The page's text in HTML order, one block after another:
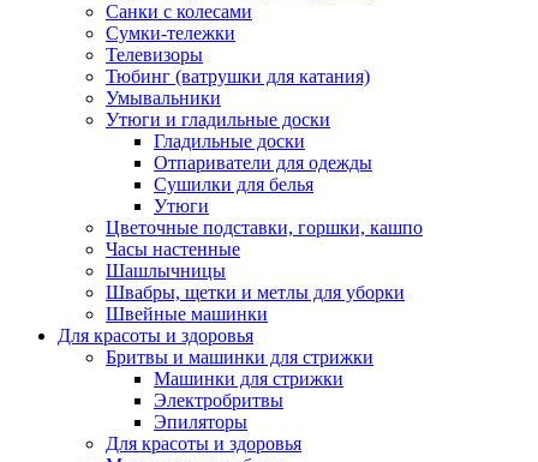
Санки с колесами
Сумки-тележки
Телевизоры
Тюбинг (ватрушки для катания)
Умывальники
Утюги и гладильные доски
Гладильные доски
Отпариватели для одежды
Сушилки для белья
Утюги
Цветочные подставки, горшки, кашпо
Часы настенные
Шашлычницы
Швабры, щетки и метлы для уборки
Швейные машинки
Для красоты и здоровья
Бритвы и машинки для стрижки
Машинки для стрижки
Электробритвы
Эпиляторы
Для красоты и здоровья